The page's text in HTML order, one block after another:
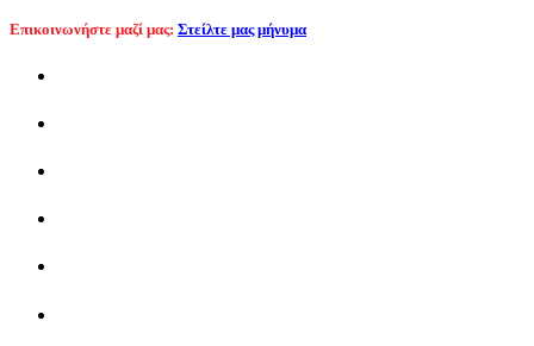
Επικοινωνήστε μαζί μας: Στείλτε μας μήνυμα